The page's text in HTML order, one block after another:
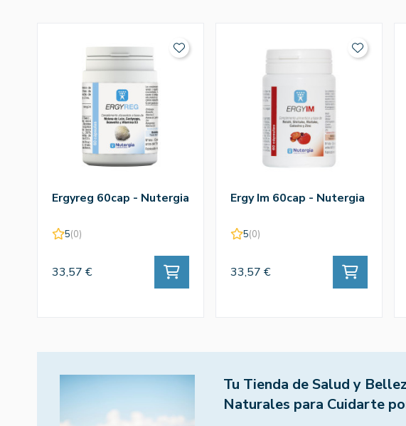
Ergyreg 60cap - Nutergia
5(0)
33,57 €
Ergy Im 60cap - Nutergia
5(0)
33,57 €
Tu Tienda de Salud y
Naturales para Cuidarte